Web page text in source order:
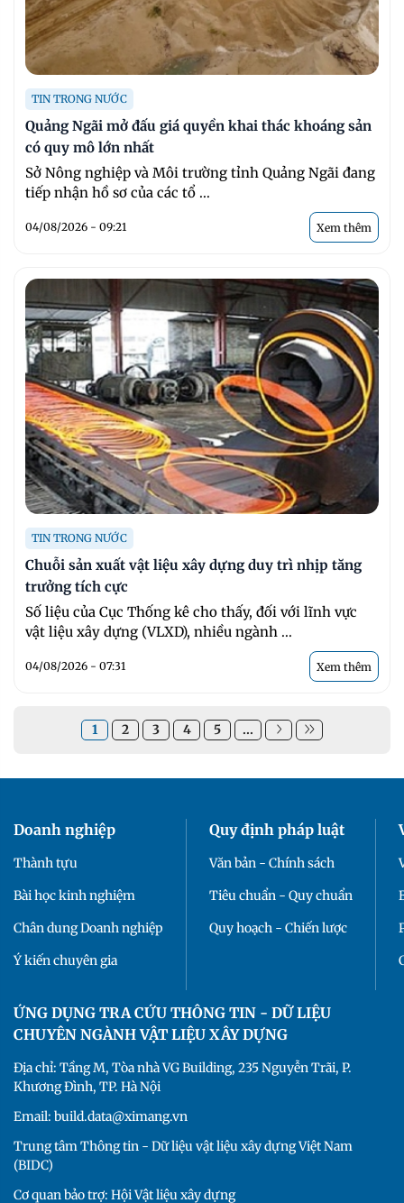
TIN TRONG NƯỚC
Quảng Ngãi mở đấu giá quyền khai thác khoáng sản
có quy mô lớn nhất
Sở Nông nghiệp và Môi trường tỉnh Quảng Ngãi đang
tiếp nhận hồ sơ của các tổ ...
04/08/2026 - 09:21 Xem thêm
TIN TRONG NƯỚC
Chuỗi sản xuất vật liệu xây dựng duy trì nhịp tăng
trưởng tích cực
Số liệu của Cục Thống kê cho thấy, đối với lĩnh vực
vật liệu xây dựng (VLXD), nhiều ngành ...
04/08/2026 - 07:31 Xem thêm
1 2 3 4 5 ...
Doanh nghiệp
Thành tựu
Bài học kinh nghiệm
Chân dung Doanh nghiệp
Ý kiến chuyên gia
Quy định pháp luật
Văn bản - Chính sách
Tiêu chuẩn - Quy chuẩn
Quy hoạch - Chiến lược
ỨNG DỤNG TRA CỨU THÔNG TIN - DỮ LIỆU
CHUYÊN NGÀNH VẬT LIỆU XÂY DỰNG
Địa chỉ: Tầng M, Tòa nhà VG Building, 235 Nguyễn Trãi, P.
Khương Đình, TP. Hà Nội
Email: build.data@ximang.vn
Trung tâm Thông tin - Dữ liệu vật liệu xây dựng Việt Nam
(BIDC)
Cơ quan bảo trợ: Hội Vật liệu xây dựng